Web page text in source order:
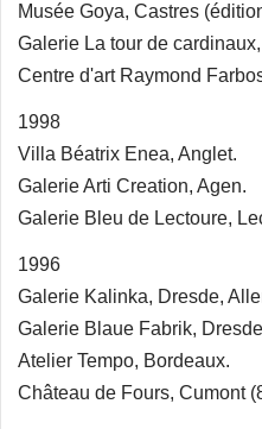
Musée Goya, Castres
Galerie La tour de
Centre d'art Raymond
1998
Villa Béatrix Enea, Anglet.
Galerie Arti Creation, Agen.
Galerie Bleu de Lectoure,
1996
Galerie Kalinka, Dresde,
Galerie Blaue Fabrik,
Atelier Tempo, Bordeaux.
Château de Fours, Cumont